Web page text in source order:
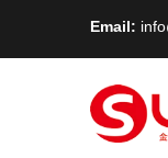
Email: